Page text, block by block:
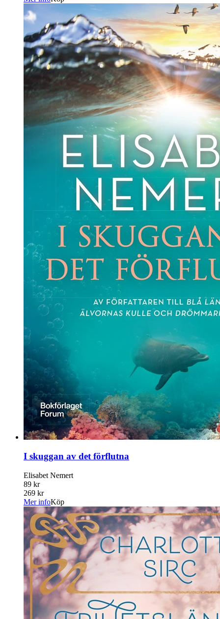
I skuggan av det förflutna
Elisabet Nemert
89 kr
269 kr
Mer infoKöp